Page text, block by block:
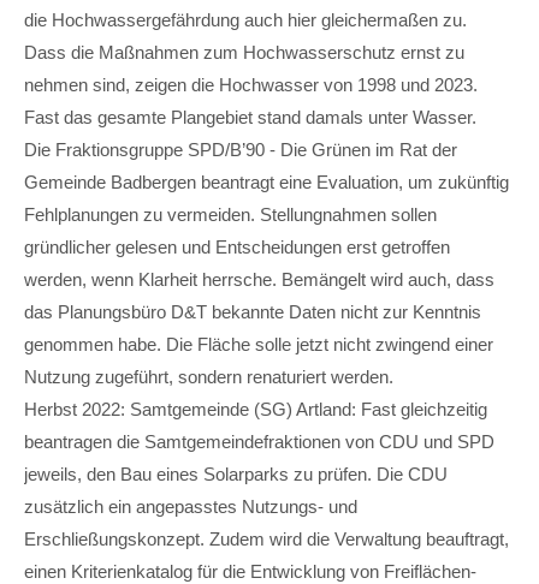
die Hochwassergefährdung auch hier gleichermaßen zu.
Dass die Maßnahmen zum Hochwasserschutz ernst zu
nehmen sind, zeigen die Hochwasser von 1998 und 2023.
Fast das gesamte Plangebiet stand damals unter Wasser.
Die Fraktionsgruppe SPD/B’90 - Die Grünen im Rat der
Gemeinde Badbergen beantragt eine Evaluation, um zukünftig
Fehlplanungen zu vermeiden. Stellungnahmen sollen
gründlicher gelesen und Entscheidungen erst getroffen
werden, wenn Klarheit herrsche. Bemängelt wird auch, dass
das Planungsbüro D&T bekannte Daten nicht zur Kenntnis
genommen habe. Die Fläche solle jetzt nicht zwingend einer
Nutzung zugeführt, sondern renaturiert werden.
Herbst 2022: Samtgemeinde (SG) Artland: Fast gleichzeitig
beantragen die Samtgemeindefraktionen von CDU und SPD
jeweils, den Bau eines Solarparks zu prüfen. Die CDU
zusätzlich ein angepasstes Nutzungs- und
Erschließungskonzept. Zudem wird die Verwaltung beauftragt,
einen Kriterienkatalog für die Entwicklung von Freiflächen-